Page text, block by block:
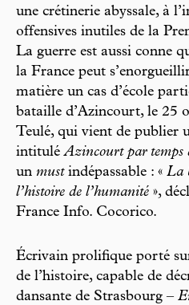
une crétinerie abyssale, à
offensives inutiles de la
La guerre est aussi conne
la France peut
matière un cas d’école
bataille d’Azincourt, le 25
Teulé, qui vient de publier
intituléAzincourt par temps
un mustindépassable : « La
l’histoire de l’humanité »,
France Info. Cocorico.
Écrivain prolifique porté
de l’histoire, capable de
dansante de Strasbourg –